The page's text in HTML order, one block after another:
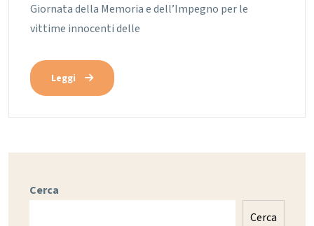
Giornata della Memoria e dell’Impegno per le
vittime innocenti delle
Leggi
Cerca
Cerca